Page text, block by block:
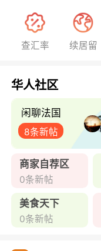
查汇率 续居留
华人社区
闲聊法国
8条新帖
商家自荐区
0条新帖
美食天下
0条新帖